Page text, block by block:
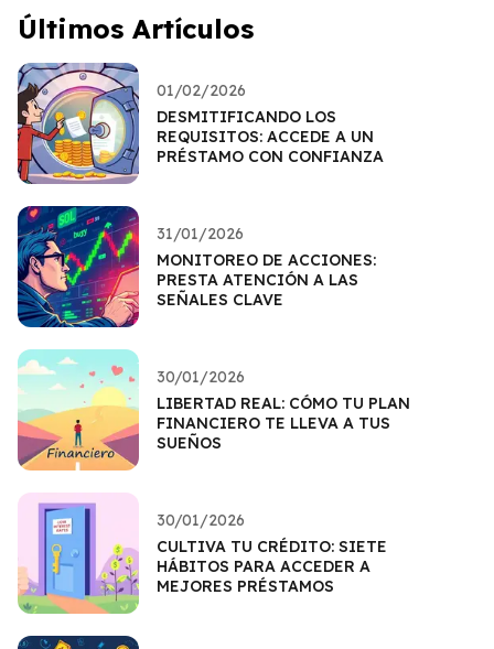
Últimos Artículos
01/02/2026
DESMITIFICANDO LOS
REQUISITOS: ACCEDE A UN
PRÉSTAMO CON CONFIANZA
31/01/2026
MONITOREO DE ACCIONES:
PRESTA ATENCIÓN A LAS
SEÑALES CLAVE
30/01/2026
LIBERTAD REAL: CÓMO TU PLAN
FINANCIERO TE LLEVA A TUS
SUEÑOS
30/01/2026
CULTIVA TU CRÉDITO: SIETE
HÁBITOS PARA ACCEDER A
MEJORES PRÉSTAMOS